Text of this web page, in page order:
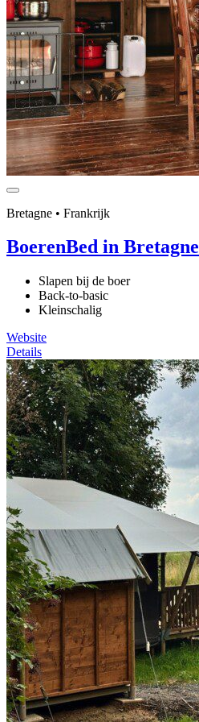
Bretagne • Frankrijk
BoerenBed in Bretagne
Slapen bij de boer
Back-to-basic
Kleinschalig
Website
Details